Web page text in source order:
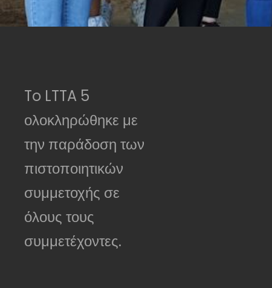
To LTTA 5
ολοκληρώθηκε με
την παράδοση των
πιστοποιητικών
συμμετοχής σε
όλους τους
συμμετέχοντες.